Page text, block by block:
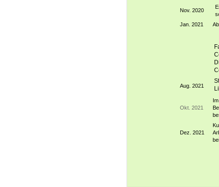
Nov. 2020
Jan. 2021
Aug. 2021
Okt. 2021
Dez. 2021